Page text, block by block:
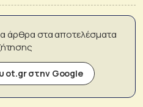
άρθρα στα αποτελέσματα
ot.gr στην Google